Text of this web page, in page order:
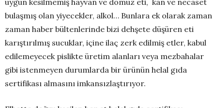
bulaşmış olan yiyecekler, alkol… Bunlara ek olarak zaman
zaman haber bültenlerinde bizi dehşete düşüren eti
karıştırılmış sucuklar, içine ilaç zerk edilmiş etler, kabul
edilemeyecek pislikte üretim alanları veya mezbahalar
gibi istenmeyen durumlarda bir ürünün helal gıda
sertifikası almasını imkansızlaştırıyor.